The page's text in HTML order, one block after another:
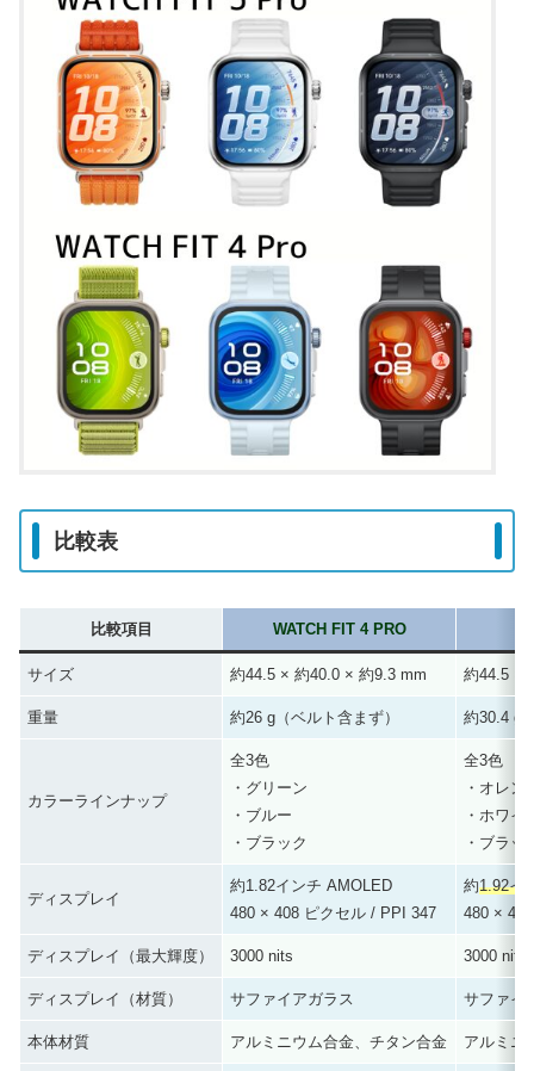
比較表
比較項目 WATCH FIT 4 PRO
サイズ 約44.5 × 約40.0 × 約9.3 mm 約44.5 ×
重量 約26 g（ベルト含まず） 約30.4 g
カラーラインナップ
全3色
・グリーン
・ブルー
・ブラック
全3色
・オレン
・ホワイ
・ブラッ
ディスプレイ
約1.82インチ AMOLED
480 × 408 ピクセル / PPI 347
約1.92イ
480 ×
ディスプレイ（最大輝度） 3000 nits 3000 nits
ディスプレイ（材質） サファイアガラス サファイ
本体材質 アルミニウム合金、チタン合金 アルミニ